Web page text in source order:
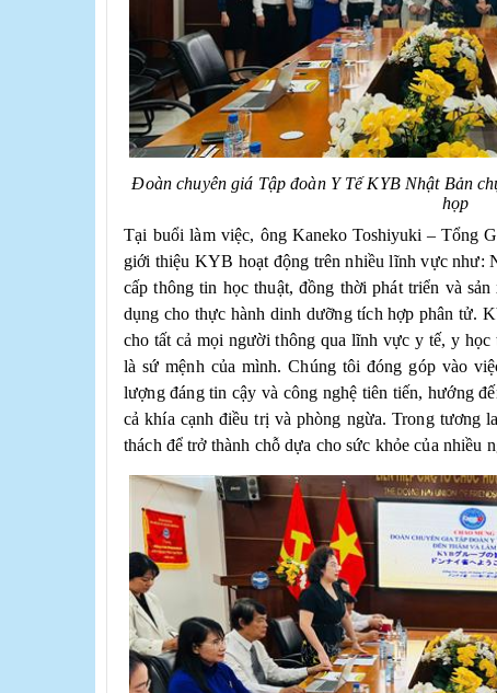
Đoàn chuyên giá Tập đoàn Y Tế KYB Nhật Bản
họp
Tại buổi làm việc, ông Kaneko Toshiyuki – Tổng
giới thiệu KYB hoạt động trên nhiều lĩnh vực như:
cấp thông tin học thuật, đồng thời phát triển và
dụng cho thực hành dinh dưỡng tích hợp phân tử.
cho tất cả mọi người thông qua lĩnh vực y tế, y
là sứ mệnh của mình. Chúng tôi đóng góp vào
lượng đáng tin cậy và công nghệ tiên tiến, hướng
cả khía cạnh điều trị và phòng ngừa. Trong tương
thách để trở thành chỗ dựa cho sức khỏe của nhiều